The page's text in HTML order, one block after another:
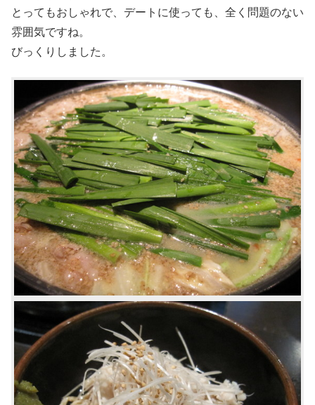
とってもおしゃれで、デートに使っても、全く問題のない
雰囲気ですね。
びっくりしました。